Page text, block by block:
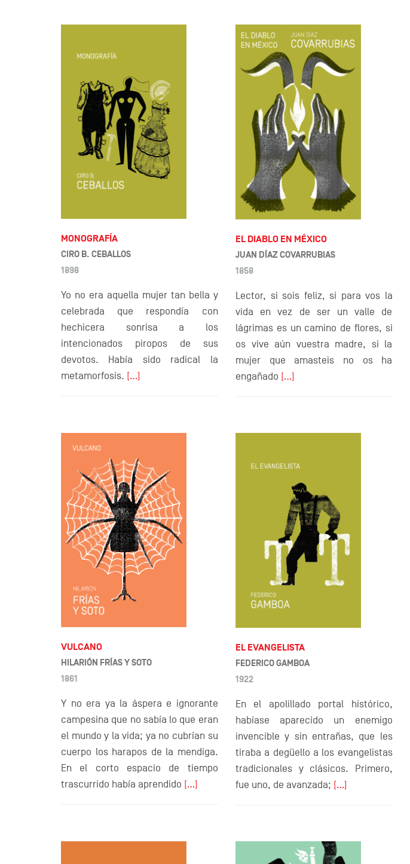
MONOGRAFÍA
CIRO B. CEBALLOS
1898
Yo no era aquella mujer tan bella y
celebrada que respondía con
hechicera sonrisa a los
intencionados piropos de sus
devotos. Había sido radical la
metamorfosis. […]
EL DIABLO EN MÉXICO
JUAN DÍAZ COVARRUBIAS
1858
Lector, si sois feliz, si para vos la
vida en vez de ser un valle de
lágrimas es un camino de flores, si
os vive aún vuestra madre, si la
mujer que amasteis no os ha
engañado […]
VULCANO
HILARIÓN FRÍAS Y SOTO
1861
Y no era ya la áspera e ignorante
campesina que no sabía lo que eran
el mundo y la vida; ya no cubrían su
cuerpo los harapos de la mendiga.
En el corto espacio de tiempo
trascurrido había aprendido […]
EL EVANGELISTA
FEDERICO GAMBOA
1922
En el apolillado portal histórico,
habíase aparecido un enemigo
invencible y sin entrañas, que les
tiraba a degüello a los evangelistas
tradicionales y clásicos. Primero,
fue uno, de avanzada; […]